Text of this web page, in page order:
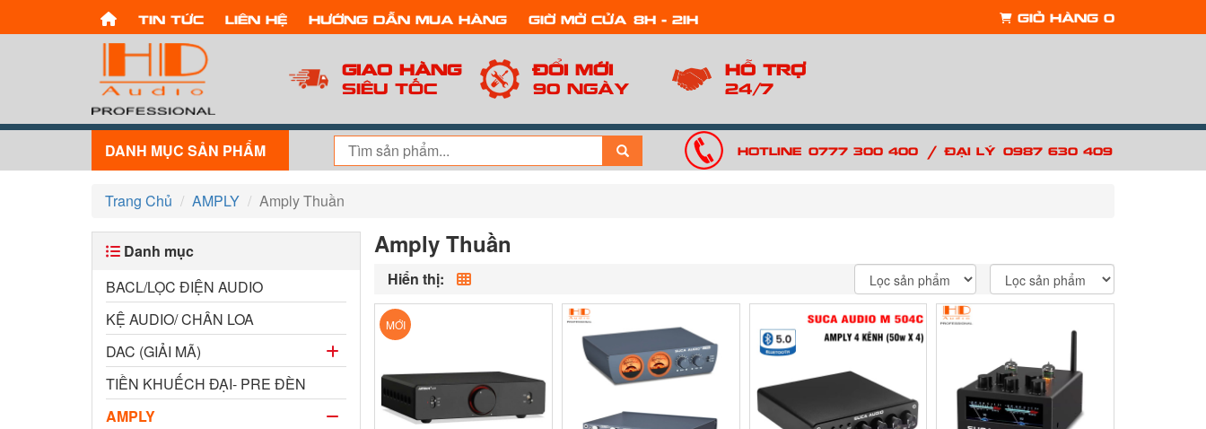
Tin tức Liên hệ Hướng dẫn mua hàng Giờ mở cửa: 8h - 21h Giỏ hàng 0
Giao hàng
Siêu tốc
Đổi mới
90 ngày
Hỗ trợ
24/7
DANH MỤC SẢN PHẨM Hotline: 0777 300 400 / Đại lý: 0987 630 409
Trang Chủ AMPLY Amply Thuần
Danh mục
BACL/LỌC ĐIỆN AUDIO
KỆ AUDIO/ CHÂN LOA
DAC (GIẢI MÃ)
TIỀN KHUẾCH ĐẠI- PRE ĐÈN
AMPLY
Amply Thuần
Hiển thị:
MỚI